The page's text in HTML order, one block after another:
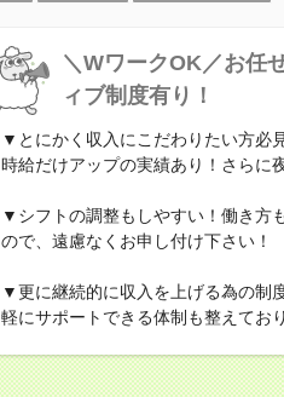
＼WワークOK／お任
ィブ制度有り！
▼とにかく収入にこだわりたい方必
時給だけアップの実績あり！さらに
▼シフトの調整もしやすい！働き方
ので、遠慮なくお申し付け下さい！
▼更に継続的に収入を上げる為の制
軽にサポートできる体制も整えてお